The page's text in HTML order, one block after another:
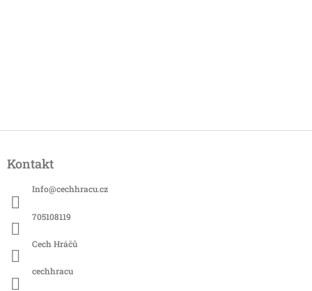
pKontakt
Info@cechhracu.cz
705108119
Cech Hráčů
cechhracu